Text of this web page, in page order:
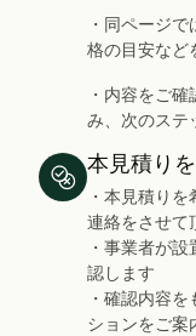
・同ページ
格の目安など
・内容をご
み、次のステ
本見積り
・本見積り
連絡をさせて
・事業者が
認します
・確認内容
ションをご案